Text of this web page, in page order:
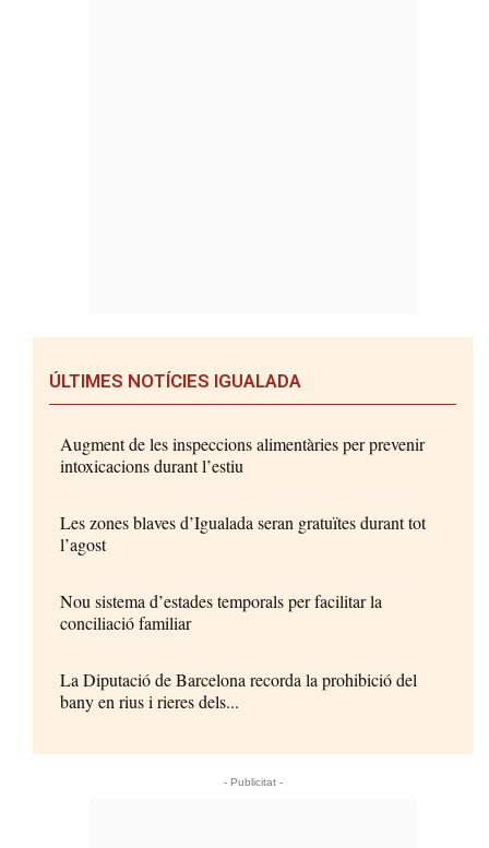
ÚLTIMES NOTÍCIES IGUALADA
Augment de les inspeccions alimentàries per prevenir
intoxicacions durant l’estiu
Les zones blaves d’Igualada seran gratuïtes durant tot
l’agost
Nou sistema d’estades temporals per facilitar la
conciliació familiar
La Diputació de Barcelona recorda la prohibició del
bany en rius i rieres dels...
- Publicitat -